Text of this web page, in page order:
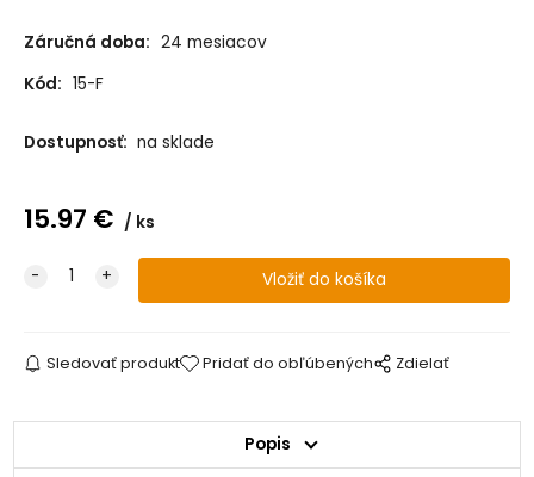
Záručná doba: 24 mesiacov
Kód: 15-F
Dostupnosť: na sklade
15.97 € ks
Sledovať produkt Pridať do obľúbených Zdielať
Popis